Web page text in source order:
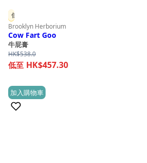
低至 85 折
Brooklyn Herborium
Cow Fart Goo
牛屁膏
HK$538.0
HK$457.30
(0)
加入購物車